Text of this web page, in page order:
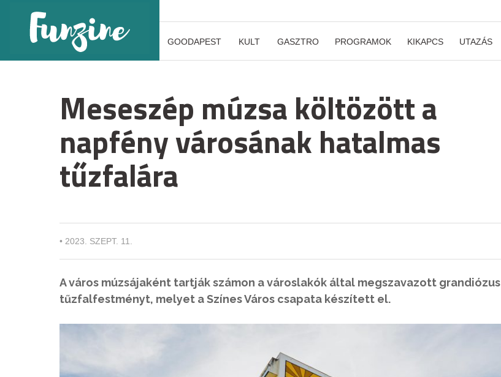
GOODAPEST KULT GASZTRO PROGRAMOK KIKAPCS UTAZÁS
Meseszép múzsa költözött a
napfény városának hatalmas
tűzfalára
• 2023. SZEPT. 11.
A város múzsájaként tartják számon a városlakók által megszavazott grandiózus
tűzfalfestményt, melyet a Színes Város csapata készített el.